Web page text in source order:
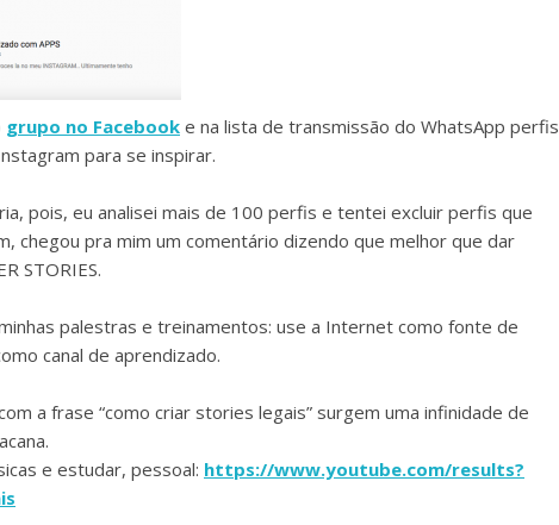
grupo no Facebook e na lista de transmissão do WhatsApp perfis
para se inspirar.
pois, eu analisei mais de 100 perfis e tentei excluir perfis que
chegou pra mim um comentário dizendo que melhor que dar
STORIES.
palestras e treinamentos: use a Internet como fonte de
canal de aprendizado.
a frase “como criar stories legais” surgem uma infinidade de
e estudar, pessoal: https://www.youtube.com/results?